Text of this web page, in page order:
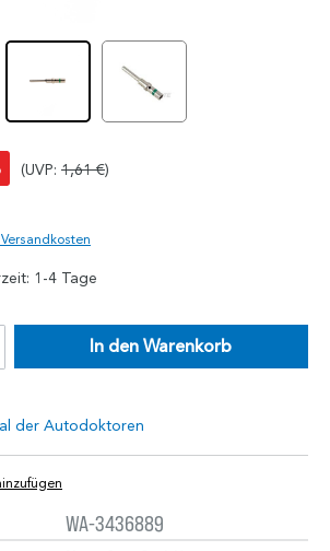
(UVP: 1,61 €)
1-4 Tage
In den Warenkorb
WA-3436889